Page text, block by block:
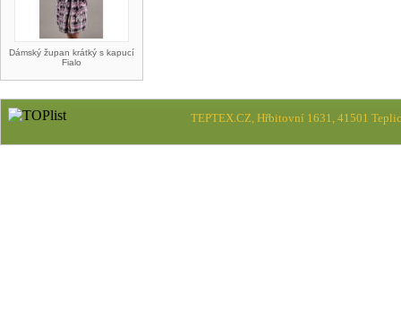
Dámský župan krátký s kapucí
Fialo
TEPTEX.CZ, Hřbitovní 1631, 41501